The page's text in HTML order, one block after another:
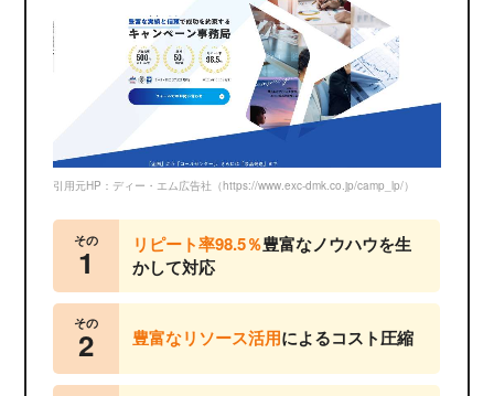
引用元HP：ディー・エム広告社（https://www.exc-dmk.co.jp/camp_lp/）
その
1 リピート率98.5％豊富なノウハウを生
かして対応
その
2 豊富なリソース活用によるコスト圧縮